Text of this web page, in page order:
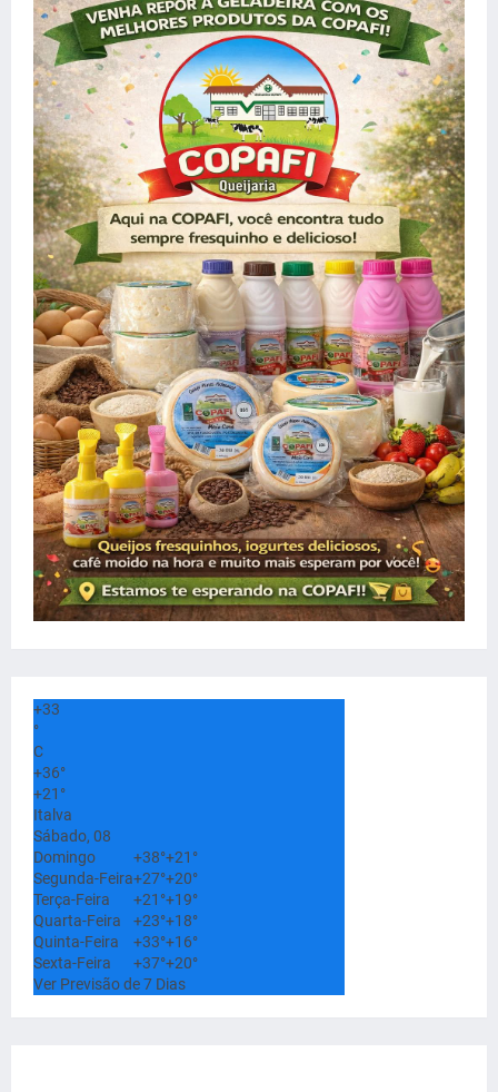
+33
°
C
+36°
+21°
Italva
Sábado, 08
Domingo
+38°+21°
Segunda-Feira+27°+20°
Terça-Feira
+21°+19°
Quarta-Feira
+23°+18°
Quinta-Feira
+33°+16°
Sexta-Feira
+37°+20°
Ver Previsão de 7 Dias